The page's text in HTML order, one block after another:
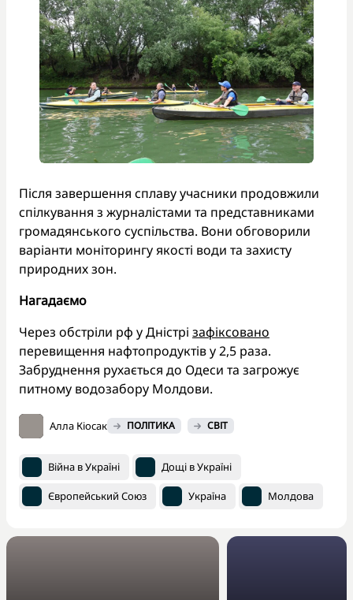
Після завершення сплаву учасники продовжили
спілкування з журналістами та представниками
громадянського суспільства. Вони обговорили
варіанти моніторингу якості води та захисту
природних зон.
Нагадаємо
Через обстріли рф у Дністрі зафіксовано
перевищення нафтопродуктів у 2,5 раза.
Забруднення рухається до Одеси та загрожує
питному водозабору Молдови.
Алла Кіосак ПОЛІТИКА СВІТ
Війна в Україні Дощі в Україні
Європейський Союз Україна Молдова